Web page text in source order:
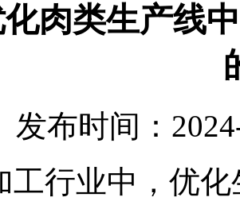
肉类生产线
发布时间：
工行业中，优